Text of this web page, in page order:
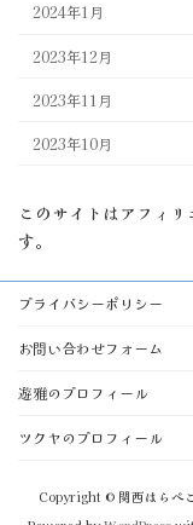
2024年1月
2023年12月
2023年11月
2023年10月
このサイトはアフィ
す。
プライバシーポリシー
お問い合わせフォーム
遊雅のプロフィール
ツクヤのプロフィール
Copyright © 関西はらぺ